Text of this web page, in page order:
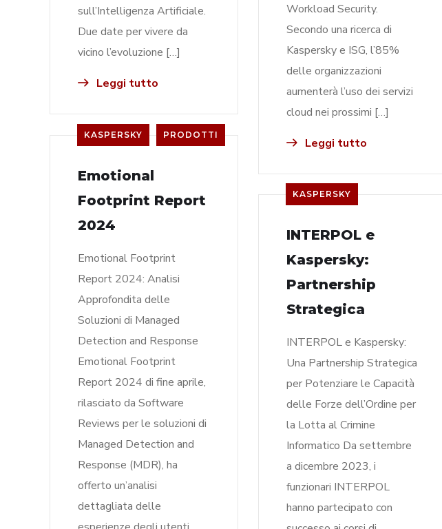
sull’Intelligenza Artificiale.
Due date per vivere da
vicino l’evoluzione […]
Leggi tutto
Workload Security.
Secondo una ricerca di
Kaspersky e ISG, l’85%
delle organizzazioni
aumenterà l’uso dei servizi
cloud nei prossimi […]
Leggi tutto
KASPERSKY PRODOTTI
Emotional
Footprint Report
2024
Emotional Footprint
Report 2024: Analisi
Approfondita delle
Soluzioni di Managed
Detection and Response
Emotional Footprint
Report 2024 di fine aprile,
rilasciato da Software
Reviews per le soluzioni di
Managed Detection and
Response (MDR), ha
offerto un’analisi
dettagliata delle
KASPERSKY
INTERPOL e
Kaspersky:
Partnership
Strategica
INTERPOL e Kaspersky:
Una Partnership Strategica
per Potenziare le Capacità
delle Forze dell’Ordine per
la Lotta al Crimine
Informatico Da settembre
a dicembre 2023, i
funzionari INTERPOL
hanno partecipato con